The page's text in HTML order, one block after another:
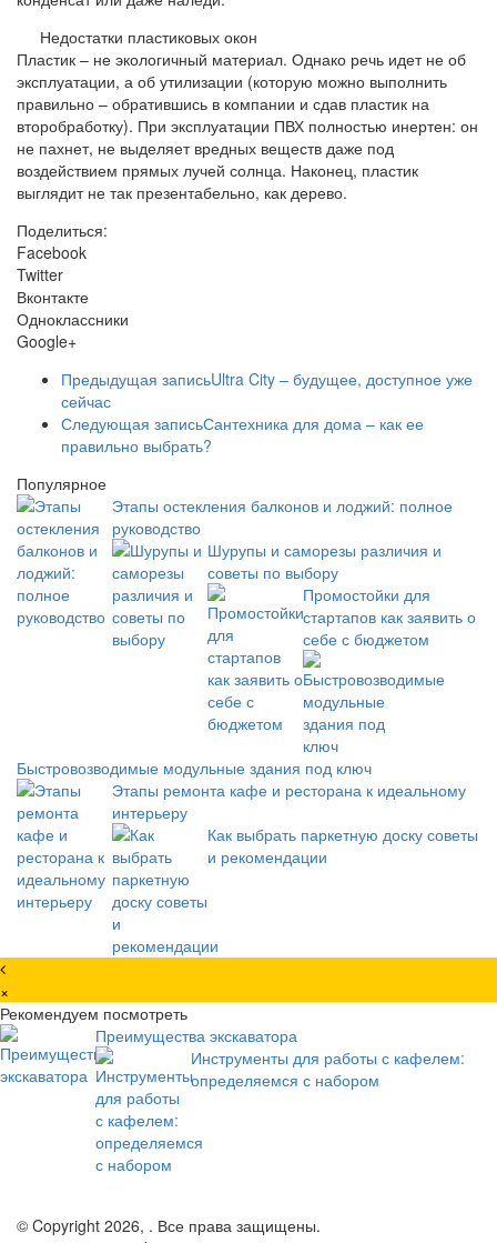
Недостатки пластиковых окон
Пластик – не экологичный материал. Однако речь идет не об
эксплуатации, а об утилизации (которую можно выполнить
правильно – обратившись в компании и сдав пластик на
второбработку). При эксплуатации ПВХ полностью инертен: он
не пахнет, не выделяет вредных веществ даже под
воздействием прямых лучей солнца. Наконец, пластик
выглядит не так презентабельно, как дерево.
Поделиться:
Facebook
Twitter
Вконтакте
Одноклассники
Google+
Предыдущая записьUltra City – будущее, доступное уже
сейчас
Следующая записьСантехника для дома – как ее
правильно выбрать?
Популярное
Этапы остекления балконов и лоджий: полное
руководство
Шурупы и саморезы различия и
советы по выбору
Промостойки для
стартапов как заявить о
себе с бюджетом
Быстровозводимые модульные здания под ключ
Этапы ремонта кафе и ресторана к идеальному
интерьеру
Как выбрать паркетную доску советы
и рекомендации
×
Рекомендуем посмотреть
Преимущества экскаватора
Инструменты для работы с кафелем:
определяемся с набором
© Copyright 2026, . Все права защищены.